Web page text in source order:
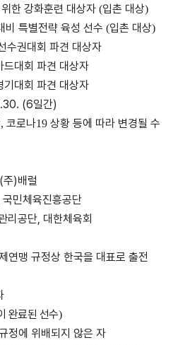
한 강화훈련 대상자 (입촌 대상)
비 특별전략 육성 선수 (입촌 대상)
수권대회 파견 대상자
드대회 파견 대상자
기대회 파견 대상자
(6일간)
, 코로나19 상황 등에 따라 변경될 수
주)배럴
국민체육진흥공단
리공단, 대한체육회
연맹 규정상 한국을 대표로 출전
완료된 선수)
정에 위배되지 않은 자